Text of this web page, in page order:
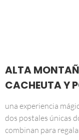
ALTA
CACHEUTA Y
una experiencia
dos postales únicas
combinan para